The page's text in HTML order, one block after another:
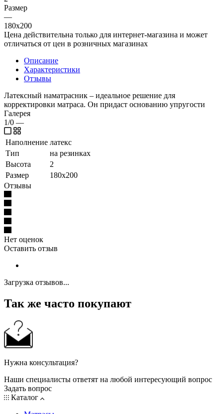
Размер
—
180x200
Цена действительна только для интернет-магазина и может
отличаться от цен в розничных магазинах
Описание
Характеристики
Отзывы
Латексный наматрасник – идеальное решение для
корректировки матраса. Он придаст основанию упругости
Галерея
1/0 —
Наполнение латекс
Тип
на резинках
Высота
2
Размер
180x200
Отзывы
Нет оценок
Оставить отзыв
Загрузка отзывов...
Так же часто покупают
Нужна консультация?
Наши специалисты ответят на любой интересующий вопрос
Задать вопрос
Каталог